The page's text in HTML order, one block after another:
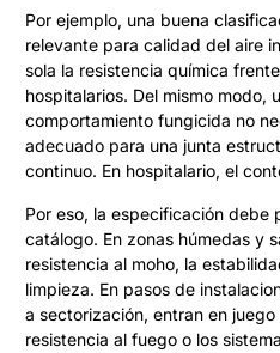
Por ejemplo, una buena
relevante para calidad del aire
sola la resistencia química
hospitalarios. Del mismo modo,
comportamiento fungicida no
adecuado para una junta
continuo. En hospitalario, el
Por eso, la especificación debe
catálogo. En zonas húmedas y
resistencia al moho, la
limpieza. En pasos de
a sectorización, entran en
resistencia al fuego o los